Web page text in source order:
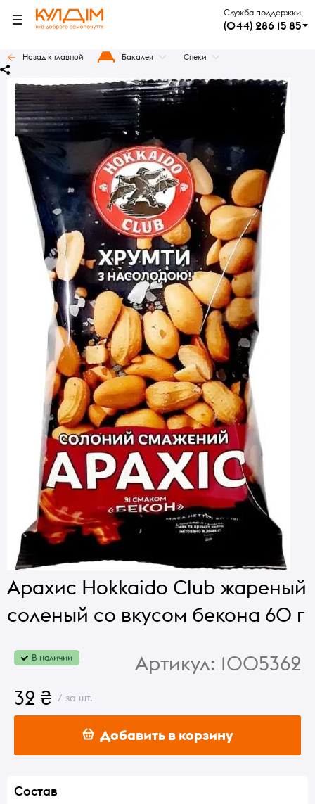
Служба поддержки
(044) 286 15 85
Назад к главной Бакалея Снеки
Арахис Hokkaido Club жареный
соленый со вкусом бекона 60 г
В наличии Артикул: 1005362
32 ₴ / за шт.
Добавить в корзину
Состав